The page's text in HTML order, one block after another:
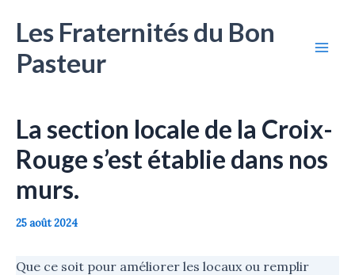
contenu
Les Fraternités du Bon
Pasteur
La section locale de la Croix-
Rouge s’est établie dans nos
murs.
25 août 2024
Que ce soit pour améliorer les locaux ou remplir